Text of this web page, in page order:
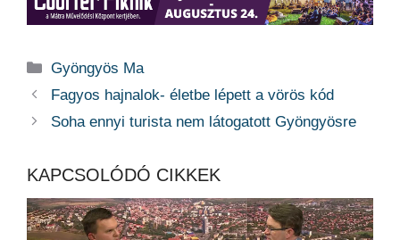
Kategória
Gyöngyös Ma
Fagyos hajnalok- életbe lépett a vörös kód
Soha ennyi turista nem látogatott Gyöngyösre
KAPCSOLÓDÓ CIKKEK